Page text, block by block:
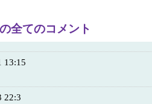
全てのコメント
13:15
22:3